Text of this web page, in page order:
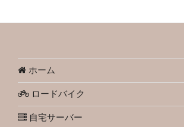
ホーム
ロードバイク
自宅サーバー